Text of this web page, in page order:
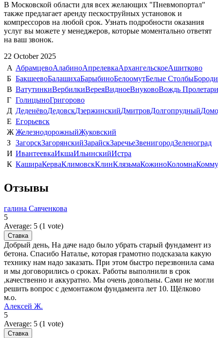
В Московской области для всех желающих "Пневмопортал"
также предлагает аренду пескоструйных установок и
компрессоров на любой срок. Узнать подробности оказания
услуг вы можете у менеджеров, которые моментально ответят
на ваш звонок.
22 October 2025
А АбрамцевоАлабиноАпрелевкаАрхангельскоеАшитково
Б БакшеевоБалашихаБарыбиноБелоомутБелые Столбы
В ВатутинкиВербилкиВереяВидноеВнуковоВождь
Г ГолицыноГригорово
Д ДеденёвоДедовскДзержинскийДмитровДолгопрудный
Е Егорьевск
Ж ЖелезнодорожныйЖуковский
З ЗагорскЗагорянскийЗарайскЗаречьеЗвенигородЗеленоград
И ИвантеевкаИкшаИльинскийИстра
К КашираКерваКлимовскКлинКлязьмаКожиноКоломна
Отзывы
галина Савченкова
5
Average: 5 (1 vote)
Добрый день, На даче надо было убрать старый фундамент из
бетона. Спасибо Наталье, которая грамотно подсказала какую
технику нам надо заказать. При этом быстро перезвонила сама
и мы договорились о сроках. Работы выполнили в срок
,качественно и аккуратно. Мы очень довольны. Сами не могли
решить вопрос с демонтажом фундамента лет 10. Щёлково
м.о.
Алексей Ж.
5
Average: 5 (1 vote)